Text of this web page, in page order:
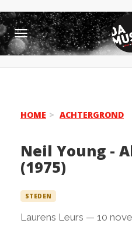
Toggle
navigation
HOME ACHTERGROND
Neil Young -
(1975)
STEDEN
Laurens Leurs — 10